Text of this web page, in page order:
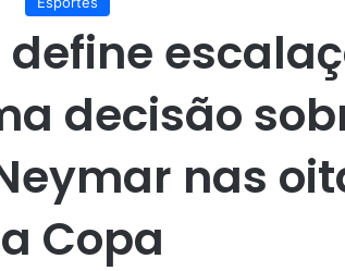
decisão
nas
Copa